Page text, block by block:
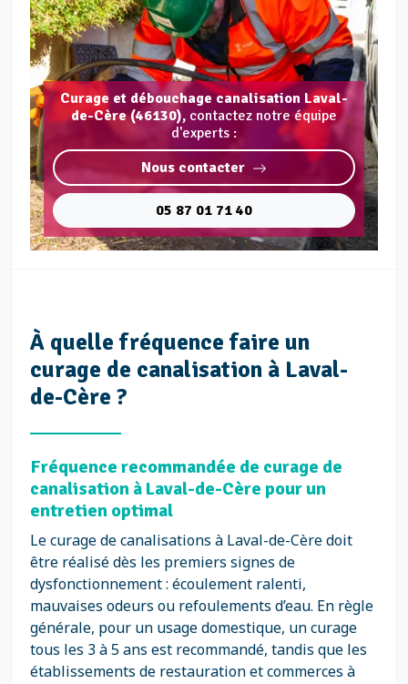
Curage et débouchage canalisation Laval-
de-Cère (46130), contactez notre équipe
d'experts :
Nous contacter
05 87 01 71 40
À quelle fréquence faire un
curage de canalisation à Laval-
de-Cère ?
Fréquence recommandée de curage de
canalisation à Laval-de-Cère pour un
entretien optimal
Le curage de canalisations à Laval-de-Cère doit
être réalisé dès les premiers signes de
dysfonctionnement : écoulement ralenti,
mauvaises odeurs ou refoulements d’eau. En règle
générale, pour un usage domestique, un curage
tous les 3 à 5 ans est recommandé, tandis que les
établissements de restauration et commerces à